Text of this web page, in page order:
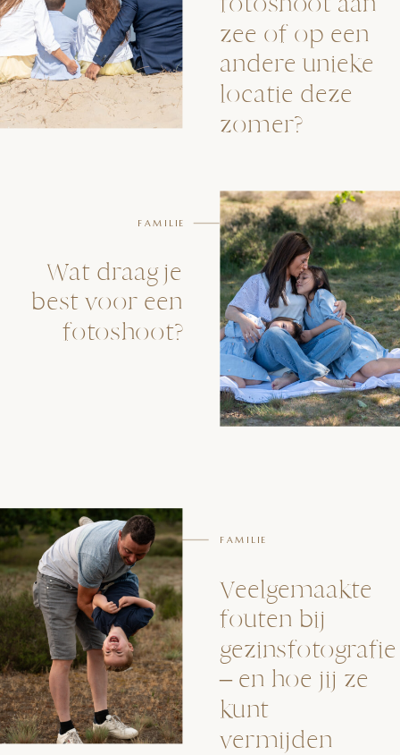
zee of op een
andere unieke
locatie deze
zomer?
Wat draag je
best voor een
fotoshoot?
FAMILIE
Veelgemaakte
fouten bij
gezinsfotografie
– en hoe jij ze
kunt
vermijden
FAMILIE